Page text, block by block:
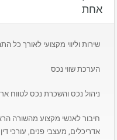
אחת
שירות וליווי מקצועי לאורך כל
הערכת שווי נכס
ניהול נכס והשכרת נכס לטווח
חיבור לאנשי מקצוע מהשורה
אדריכלים, מעצבי פנים, עורכי